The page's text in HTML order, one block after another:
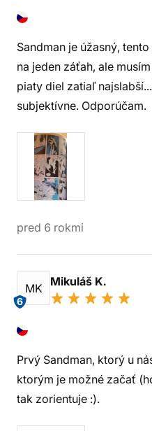
Sandman je úžasný,
na jeden záťah, ale
piaty diel zatiaľ
subjektívne. Odporúčam.
pred 6 rokmi
MK
6
Mikuláš K.
Prvý Sandman, ktorý u
ktorým je možné začať
tak zorientuje :).